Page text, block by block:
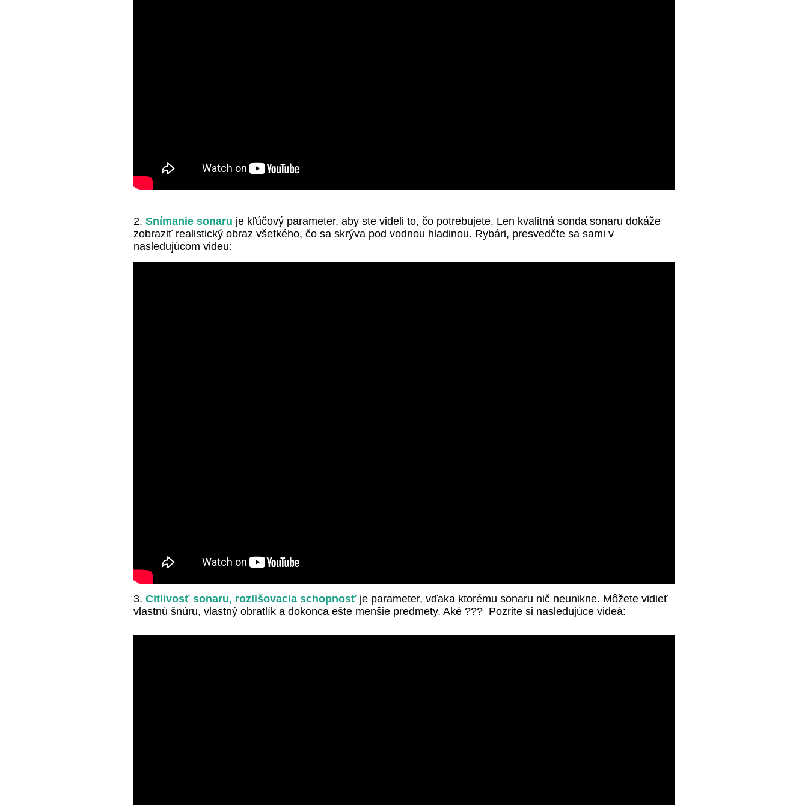
2. Snímanie sonaru je kľúčový parameter, aby ste videli to, čo potrebujete. Len kvalitná sonda sonaru dokáže
zobraziť realistický obraz všetkého, čo sa skrýva pod vodnou hladinou. Rybári, presvedčte sa sami v
nasledujúcom videu:
3. Citlivosť sonaru, rozlišovacia schopnosť je parameter, vďaka ktorému sonaru nič neunikne. Môžete vidieť
vlastnú šnúru, vlastný obratlík a dokonca ešte menšie predmety. Aké ??? Pozrite si nasledujúce videá: